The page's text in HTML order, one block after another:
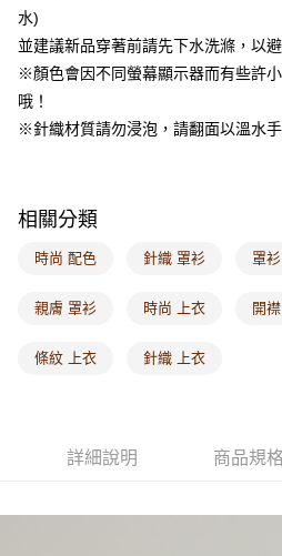
宅配
每筆NT$120，滿NT$1,000(含以上)免
付款後門市自取
每筆NT$60，滿NT$1,000(含以上)免運
海外配送-歐美地區
水)
並建議新品穿著前請先下水洗滌，以
※顏色會因不同螢幕顯示器而有些許
哦！
※針織材質請勿浸泡，請翻面以溫水
相關分類
時尚 配色 針織 罩衫 罩
親膚 罩衫 時尚 上衣 開
條紋 上衣 針織 上衣
詳細說明 商品規